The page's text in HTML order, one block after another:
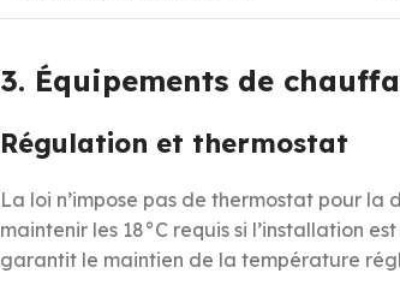
3. Équipements de
Régulation et thermostat
La loi n’impose pas de thermostat pour
maintenir les 18°C requis si l’installation
garantit le maintien de la température